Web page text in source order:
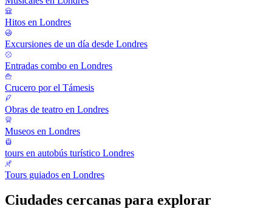
Hitos en Londres
Excursiones de un día desde Londres
Entradas combo en Londres
Crucero por el Támesis
Obras de teatro en Londres
Museos en Londres
tours en autobús turístico Londres
Tours guiados en Londres
Ciudades cercanas para explorar